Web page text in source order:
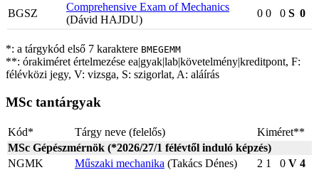
BGSZ
Comprehensive Exam of Mechanics
(Dávid HAJDU)
0 0 0 S 0
*: a tárgykód első 7 karaktere BMEGEMM
**: órakiméret értelmezése ea|gyak|lab|követelmény|kreditpont, F:
félévközi jegy, V: vizsga, S: szigorlat, A: aláírás
MSc tantárgyak
Kód* Tárgy neve (felelős)
Kiméret**
MSc Gépészmérnök (*2026/27/1 félévtől induló képzés)
NGMK
Műszaki mechanika (Takács Dénes) 2 1 0 V 4